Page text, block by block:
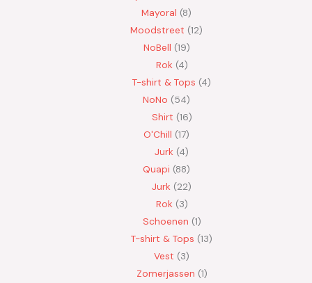
Mayoral 8
Moodstreet 12
NoBell 19
Rok 4
T-shirt & Tops 4
NoNo
54
Shirt 16
O'Chill 17
Jurk 4
Quapi 88
Jurk 22
Rok 3
Schoenen 1
T-shirt & Tops 13
Vest
3
Zomerjassen 1